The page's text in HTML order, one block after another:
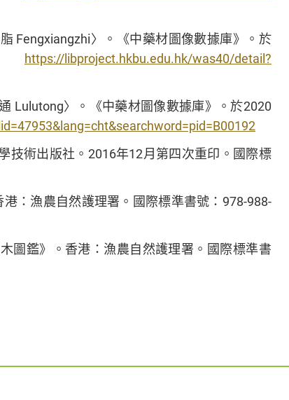
Fengxiangzhi〉。《中藥材圖像數據庫》。於
https://libproject.hkbu.edu.hk/was40/detail?
Lulutong〉。《中藥材圖像數據庫》。於2020
技術出版社。2016年12月第四次重印。國際標
：漁農自然護理署。國際標準書號：978-988-
圖鑑》。香港：漁農自然護理署。國際標準書